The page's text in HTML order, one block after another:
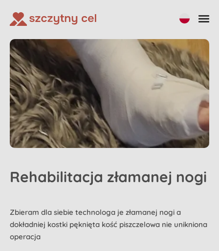
Rehabilitacja złamanej nogi
Zbieram dla siebie technologa je złamanej nogi a
dokładniej kostki pęknięta kość piszczelowa nie unikniona
operacja